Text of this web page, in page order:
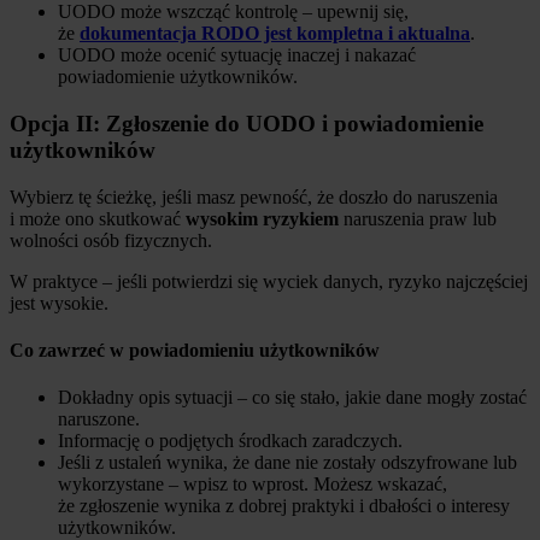
UODO może wszcząć kontrolę – upewnij się,
że dokumentacja RODO jest kompletna i aktualna.
UODO może ocenić sytuację inaczej i nakazać
powiadomienie użytkowników.
Opcja II: Zgłoszenie do UODO i powiadomienie
użytkowników
Wybierz tę ścieżkę, jeśli masz pewność, że doszło do naruszenia
i może ono skutkować wysokim ryzykiem naruszenia praw lub
wolności osób fizycznych.
W praktyce – jeśli potwierdzi się wyciek danych, ryzyko najczęściej
jest wysokie.
Co zawrzeć w powiadomieniu użytkowników
Dokładny opis sytuacji – co się stało, jakie dane mogły zostać
naruszone.
Informację o podjętych środkach zaradczych.
Jeśli z ustaleń wynika, że dane nie zostały odszyfrowane lub
wykorzystane – wpisz to wprost. Możesz wskazać,
że zgłoszenie wynika z dobrej praktyki i dbałości o interesy
użytkowników.